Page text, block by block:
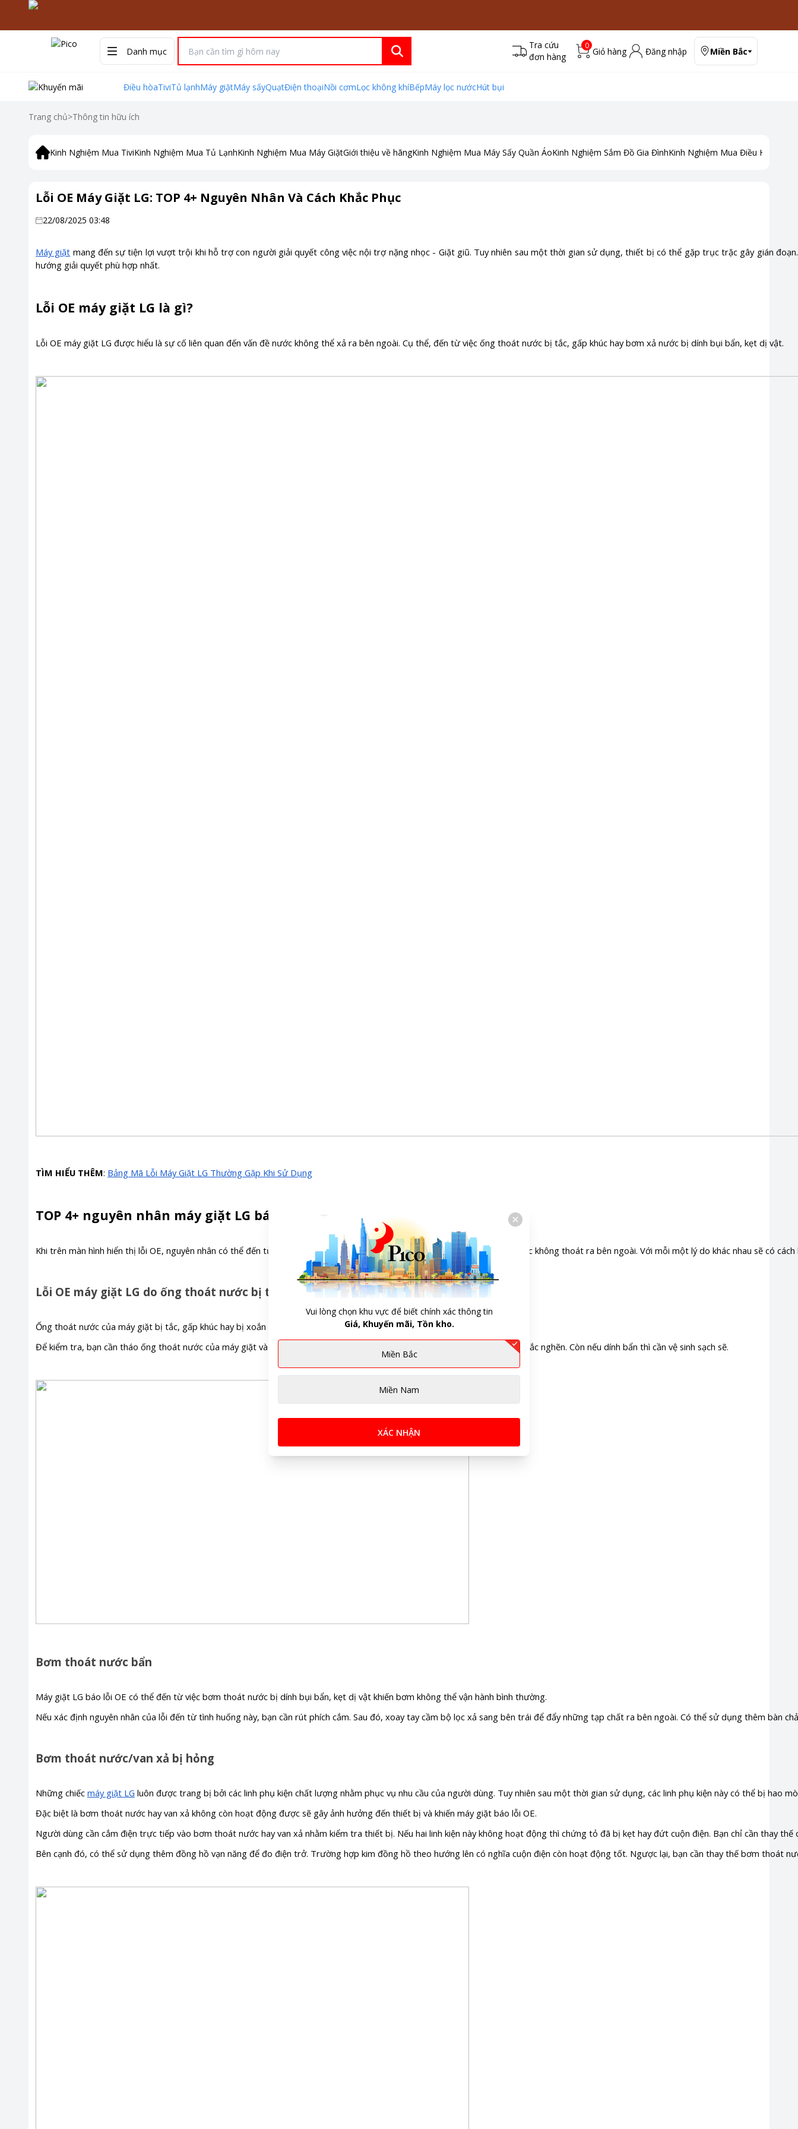
Danh mục
Tra cứu
đơn hàng
0
Giỏ hàng Đăng nhập Miền Bắc
Điều hòaTiviTủ lạnhMáy giặtMáy sấyQuạtĐiện thoạiNồi cơmLọc không khíBếpMáy lọc nướcHút bụi
Trang chủ>Thông tin hữu ích
Kinh Nghiệm Mua TiviKinh Nghiệm Mua Tủ LạnhKinh Nghiệm Mua Máy GiặtGiới thiệu về hãngKinh Nghiệm Mua Máy Sấy Quần ÁoKinh Nghiệm Sắm Đồ Gia ĐìnhKinh Nghiệm Mua Điều Hoà
Lỗi OE Máy Giặt LG: TOP 4+ Nguyên Nhân Và Cách Khắc Phục
22/08/2025 03:48
Máy giặt mang đến sự tiện lợi vượt trội khi hỗ trợ con người giải quyết công việc nội trợ nặng nhọc - Giặt giũ. Tuy nhiên sau một thời gian sử dụng, thiết bị có thể gặp trục trặc gây gián
hướng giải quyết phù hợp nhất.
Lỗi OE máy giặt LG là gì?
Lỗi OE máy giặt LG được hiểu là sự cố liên quan đến vấn đề nước không thể xả ra bên ngoài. Cụ thể, đến từ việc ống thoát nước bị tắc, gấp khúc hay bơm xả nước bị dính bụi bẩn, kẹt dị vật.
TÌM HIỂU THÊM: Bảng Mã Lỗi Máy Giặt LG Thường Gặp Khi Sử Dụng
TOP 4+ nguyên nhân máy giặt LG báo lỗi OE và cách khắc phục
Khi trên màn hình hiển thị lỗi OE, nguyên nhân có thể đến từ việc ống thoát nước bị tắc hay gập xoắn, đặt quá cao khiến nước không thoát ra bên ngoài. Với mỗi một lý do khác nhau sẽ có
Lỗi OE máy giặt LG do ống thoát nước bị tắc
Ống thoát nước của máy giặt bị tắc, gấp khúc hay bị xoắn sẽ khiến lỗi OE xảy ra.
Để kiểm tra, bạn cần tháo ống thoát nước của máy giặt và điều chỉnh lại. Nếu bị gấp khúc/xoắn thì chỉ cần chỉnh lại để tránh tắc nghẽn. Còn nếu dính bẩn thì cần vệ sinh sạch sẽ.
Bơm thoát nước bẩn
Máy giặt LG báo lỗi OE có thể đến từ việc bơm thoát nước bị dính bụi bẩn, kẹt dị vật khiến bơm không thể vận hành bình thường.
Nếu xác định nguyên nhân của lỗi đến từ tình huống này, bạn cần rút phích cắm. Sau đó, xoay tay cầm bộ lọc xả sang bên trái để đẩy những tạp chất ra bên ngoài. Có thể sử dụng thêm bàn
Bơm thoát nước/van xả bị hỏng
Những chiếc máy giặt LG luôn được trang bị bởi các linh phụ kiện chất lượng nhằm phục vụ nhu cầu của người dùng. Tuy nhiên sau một thời gian sử dụng, các linh phụ kiện này có thể bị hao
Đặc biệt là bơm thoát nước hay van xả không còn hoạt động được sẽ gây ảnh hưởng đến thiết bị và khiến máy giặt báo lỗi OE.
Người dùng cần cắm điện trực tiếp vào bơm thoát nước hay van xả nhằm kiểm tra thiết bị. Nếu hai linh kiện này không hoạt động thì chứng tỏ đã bị kẹt hay đứt cuộn điện. Bạn chỉ cần thay thế
Bên cạnh đó, có thể sử dụng thêm đồng hồ vạn năng để đo điện trở. Trường hợp kim đồng hồ theo hướng lên có nghĩa cuộn điện còn hoạt động tốt. Ngược lại, bạn cần thay thế bơm thoát
Vui lòng chọn khu vực để biết chính xác thông tin
Giá, Khuyến mãi, Tồn kho.
Miền Bắc
Miền Nam
XÁC NHẬN